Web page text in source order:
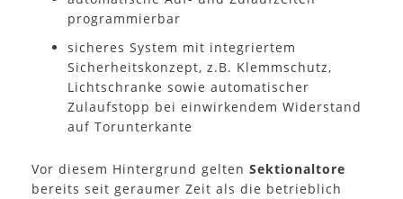
programmierbar
sicheres System mit integriertem
Sicherheitskonzept, z.B. Klemmschutz,
Lichtschranke sowie automatischer
Zulaufstopp bei einwirkendem Widerstand
auf Torunterkante
Vor diesem Hintergrund gelten Sektionaltore
bereits seit geraumer Zeit als die betrieblich